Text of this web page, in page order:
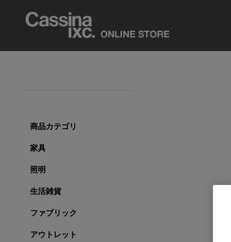
商品カテゴリ
家具
照明
生活雑貨
ファブリック
アウトレット